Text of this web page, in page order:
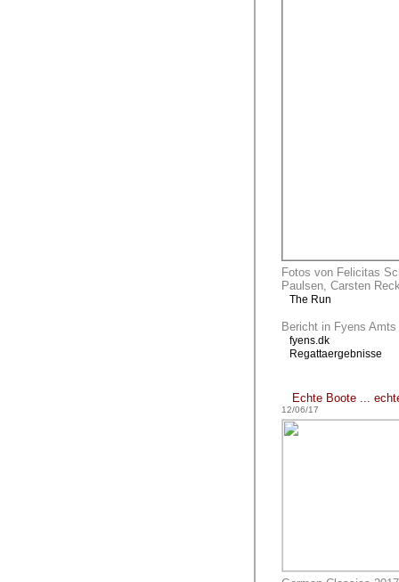
Fotos von Felicitas
Paulsen, Carsten
The Run
Bericht in Fyens
fyens.dk
Regattaergebnisse
Echte Boote ...
12/06/17